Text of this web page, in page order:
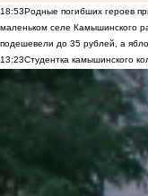
18:53Родные погибших героев
маленьком селе Камышинского
подешевели до 35 рублей, а
13:23Студентка камышинского